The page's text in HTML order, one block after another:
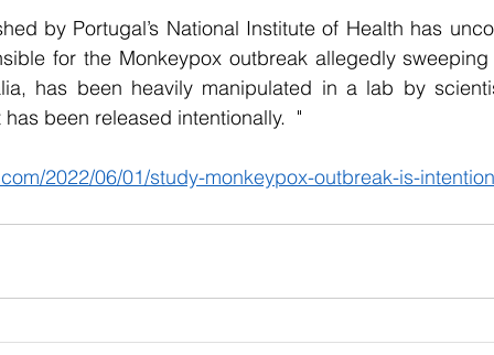
by Portugal’s National Institute of Health has
for the Monkeypox outbreak allegedly
has been heavily manipulated in a lab by
been released intentionally.  "
2022/06/01/study-monkeypox-outbreak-is-